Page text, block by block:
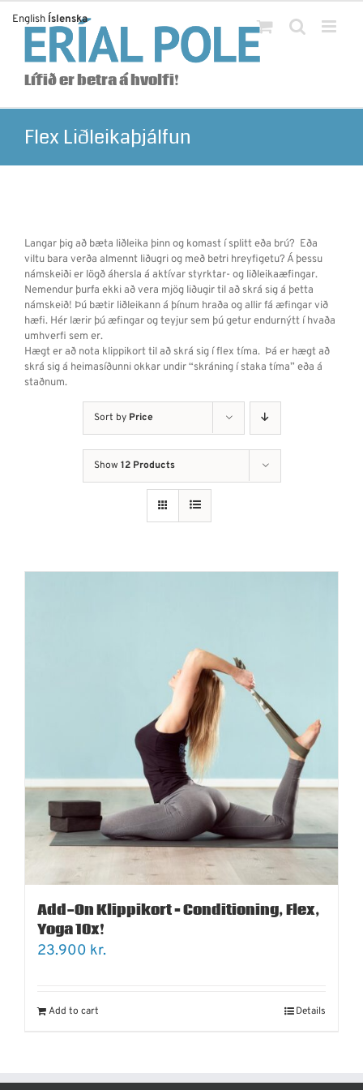
content
Lífið er betra á hvolfi!
Flex Liðleikaþjálfun
Langar þig að bæta liðleika þinn og komast í splitt eða brú? Eða
viltu bara verða almennt liðugri og með betri hreyfigetu? Á þessu
námskeiði er lögð áhersla á aktívar styrktar- og liðleikaæfingar.
Nemendur þurfa ekki að vera mjög liðugir til að skrá sig á þetta
námskeið! Þú bætir liðleikann á þínum hraða og allir fá æfingar við
hæfi. Hér lærir þú æfingar og teyjur sem þú getur endurnýtt í hvaða
umhverfi sem er.
Hægt er að nota klippikort til að skrá sig í flex tíma. Þá er hægt að
skrá sig á heimasíðunni okkar undir “skráning í staka tíma” eða á
staðnum.
Sort by Price
Show 12 Products
Add-On Klippikort – Conditioning, Flex,
Yoga 10x!
23.900 kr.
Add to cart Details
English Íslenska